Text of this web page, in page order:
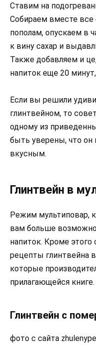
Ставим на
Собираем вместе все
пополам, опускаем в
к вину сахар и
Также добавляем и
напиток еще 20
Если вы решили
глинтвейном, то
одному из
быть уверены, что он
вкусным.
Глинтвейн в
Режим мультиповар,
вам больше
напиток. Кроме
рецепты глинтвейна
которые
прилагающейся книге.
Глинтвейн с
фото с сайта